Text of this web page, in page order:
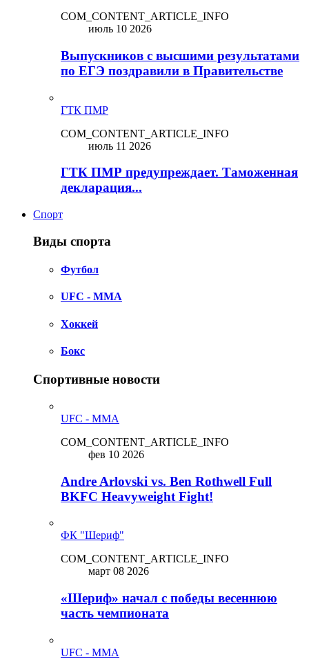
COM_CONTENT_ARTICLE_INFO
июль 10 2026
Выпускников с высшими результатами
по ЕГЭ поздравили в Правительстве
ГТК ПМР
COM_CONTENT_ARTICLE_INFO
июль 11 2026
ГТК ПМР предупреждает. Таможенная
декларация...
Спорт
Виды спорта
Футбол
UFC - MMA
Хоккей
Бокс
Спортивные новости
UFC - MMA
COM_CONTENT_ARTICLE_INFO
фев 10 2026
Andre Arlovski vs. Ben Rothwell Full
BKFC Heavyweight Fight!
ФК "Шериф"
COM_CONTENT_ARTICLE_INFO
март 08 2026
«Шериф» начал с победы весеннюю
часть чемпионата
UFC - MMA